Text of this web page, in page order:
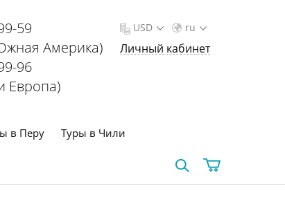
59
Америка)
96
Европа)
ru
USD
Личный кабинет
в Перу Туры в Чили